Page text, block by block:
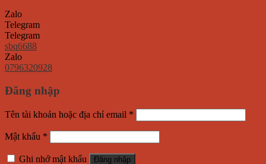
Zalo
Telegram
Telegram
sbq6688
Zalo
0796320928
Đăng nhập
Tên tài khoản hoặc địa chỉ email *
Mật khẩu *
Ghi nhớ mật khẩu Đăng nhập